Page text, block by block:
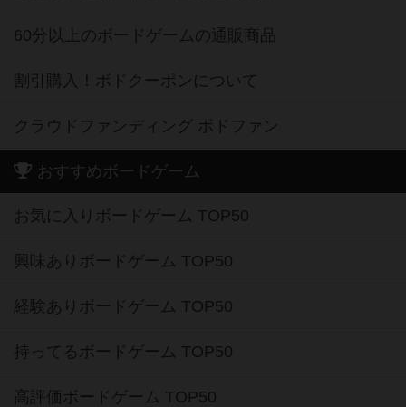
60分以上のボードゲームの通販商品
割引購入！ボドクーポンについて
クラウドファンディング ボドファン
おすすめボードゲーム
お気に入りボードゲーム TOP50
興味ありボードゲーム TOP50
経験ありボードゲーム TOP50
持ってるボードゲーム TOP50
高評価ボードゲーム TOP50